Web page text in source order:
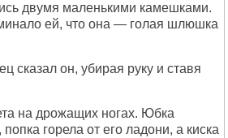
двумя маленькими камешками.
ей, что она — голая шлюшка
сказал он, убирая руку и ставя
на дрожащих ногах. Юбка
горела от его ладони, а киска